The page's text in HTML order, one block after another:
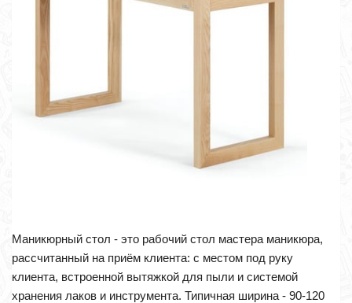
Маникюрный стол - это рабочий стол мастера маникюра,
рассчитанный на приём клиента: с местом под руку
клиента, встроенной вытяжкой для пыли и системой
хранения лаков и инструмента. Типичная ширина - 90-120